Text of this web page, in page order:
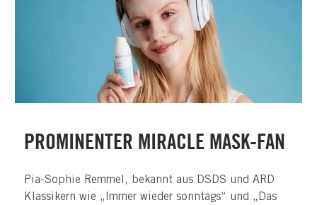
PROMINENTER MIRACLE MASK-FAN
Pia-Sophie Remmel, bekannt aus DSDS und ARD
Klassikern wie „Immer wieder sonntags“ und „Das